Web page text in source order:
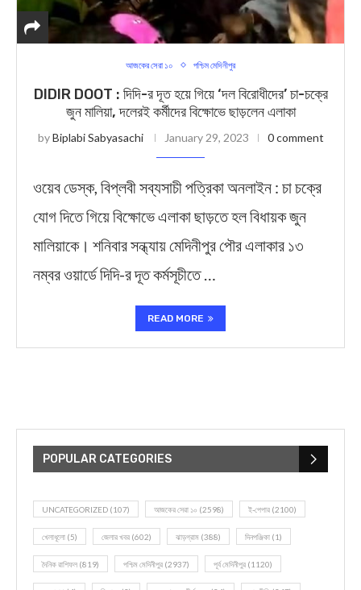
আজকের সেরা ১০ পশ্চিম মেদিনীপুর
DIDIR DOOT : দিদি-র দূত হয়ে গিয়ে ‘দল বিরোধীদের’ চা-চক্রে
জুন মালিয়া, দলেরই কর্মীদের বিক্ষোভে ছাড়লেন এলাকা
byBiplabi Sabyasachi January 29, 2023 0 comment
ওয়েব ডেস্ক, বিপ্লবী সব্যসাচী পত্রিকা অনলাইন : চা চক্রে
যোগ দিতে গিয়ে বিক্ষোভে এলাকা ছাড়তে হল বিধায়ক জুন
মালিয়াকে। শনিবার সন্ধ্যায় মেদিনীপুর পৌর এলাকার ১৩
নম্বর ওয়ার্ডে দিদি-র দূত কর্মসূচীতে …
READ MORE
POPULAR CATEGORIES
UNCATEGORIZED (107) আজকের সেরা ১০ (2598) ই-পেপার (2100)
খেলাধূলো (5) জেলার খবর (602) ঝাড়গ্রাম (388) দিনপঞ্জিকা (1)
দৈনিক রাশিফল (819) পশ্চিম মেদিনীপুর (2937) পূর্ব মেদিনীপুর (1120)